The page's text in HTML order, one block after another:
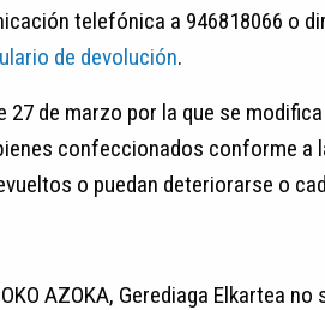
telefónica a 946818066 o
de devolución.
de marzo por la que se
confeccionados conforme
o puedan deteriorarse o
AZOKA, Gerediaga Elkartea